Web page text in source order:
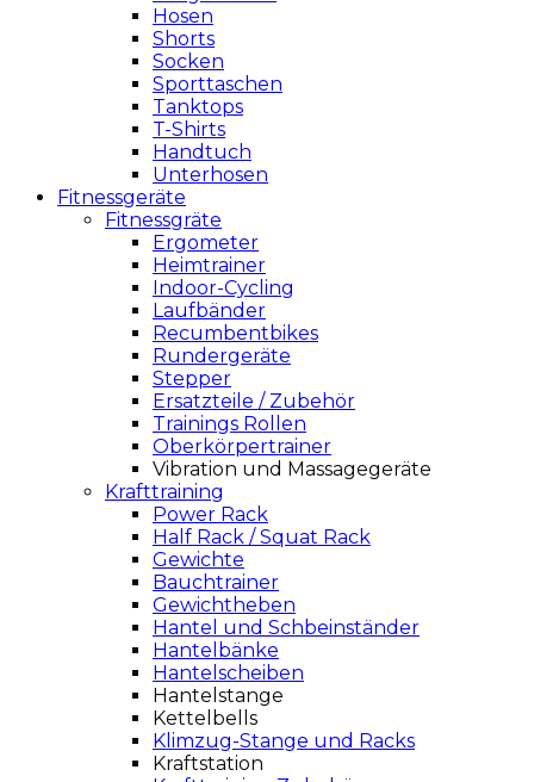
Hosen
Shorts
Socken
Sporttaschen
Tanktops
T-Shirts
Handtuch
Unterhosen
Fitnessgeräte
Fitnessgräte
Ergometer
Heimtrainer
Indoor-Cycling
Laufbänder
Recumbentbikes
Rundergeräte
Stepper
Ersatzteile / Zubehör
Trainings Rollen
Oberkörpertrainer
Vibration und Massagegeräte
Krafttraining
Power Rack
Half Rack / Squat Rack
Gewichte
Bauchtrainer
Gewichtheben
Hantel und Schbeinständer
Hantelbänke
Hantelscheiben
Hantelstange
Kettelbells
Klimzug-Stange und Racks
Kraftstation